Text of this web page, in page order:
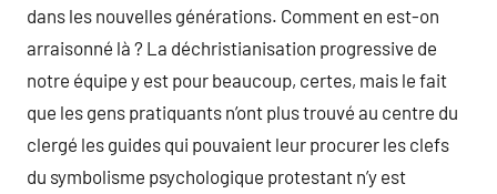
dans les nouvelles générations. Comment en est-on
arraisonné là ? La déchristianisation progressive de
notre équipe y est pour beaucoup, certes, mais le fait
que les gens pratiquants n’ont plus trouvé au centre du
clergé les guides qui pouvaient leur procurer les clefs
du symbolisme psychologique protestant n’y est